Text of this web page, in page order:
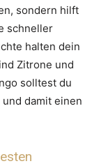
sondern hilft
schneller
halten dein
Zitrone und
solltest du
damit einen